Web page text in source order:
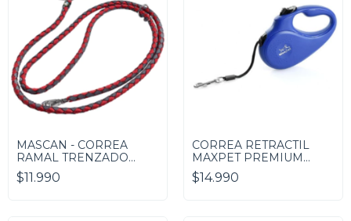
MASCAN - CORREA
RAMAL TRENZADO
ROJO
$11.990
CORREA RETRACTIL
MAXPET PREMIUM
AZUL
$14.990